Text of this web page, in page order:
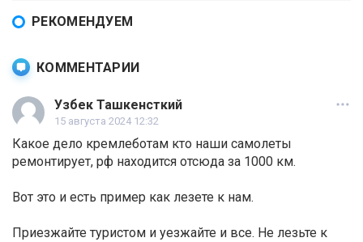
РЕКОМЕНДУЕМ
КОММЕНТАРИИ
Узбек Ташкенсткий
15 августа 2024 12:32
Какое дело кремлеботам кто наши самолеты
ремонтирует, рф находится отсюда за 1000 км.
Вот это и есть пример как лезете к нам.
Приезжайте туристом и уезжайте и все. Не лезьте к